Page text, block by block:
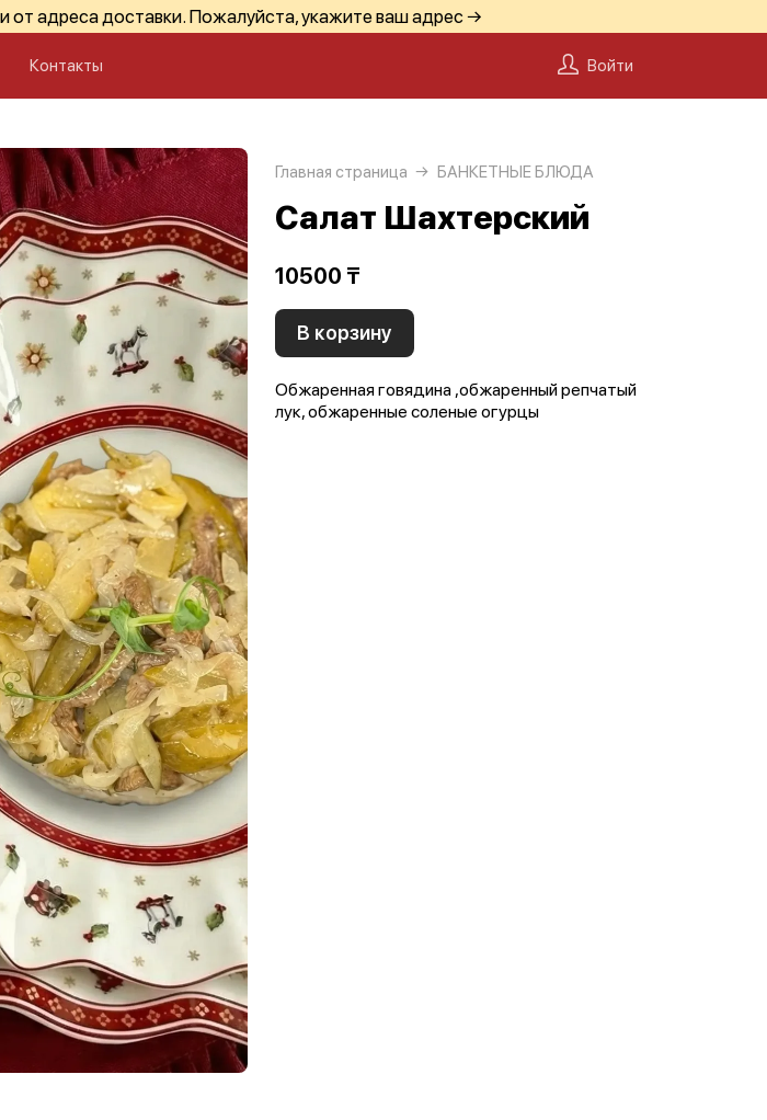
от адреса доставки. Пожалуйста, укажите ваш адрес →
Контакты Войти
Главная страница БАНКЕТНЫЕ БЛЮДА
Салат Шахтерский
10500 ₸
В корзину
Обжаренная говядина ,обжаренный репчатый
лук, обжаренные соленые огурцы